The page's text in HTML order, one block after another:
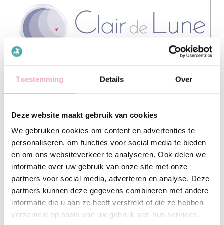
Toestemming Details Over
Deze website maakt gebruik van cookies
We gebruiken cookies om content en advertenties te
personaliseren, om functies voor social media te bieden
en om ons websiteverkeer te analyseren. Ook delen we
informatie over uw gebruik van onze site met onze
partners voor social media, adverteren en analyse. Deze
partners kunnen deze gegevens combineren met andere
informatie die u aan ze heeft verstrekt of die ze hebben
verzameld op basis van uw gebruik van hun services.